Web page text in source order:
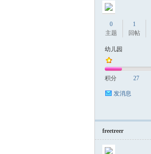
0
主题
1
回帖
幼儿园
积分 27
发消息
freetreer